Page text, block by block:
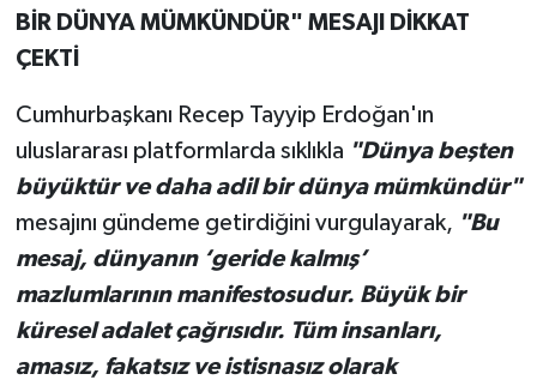
BİR DÜNYA MÜMKÜNDÜR" MESAJI DİKKAT
ÇEKTİ
Cumhurbaşkanı Recep Tayyip Erdoğan'ın
uluslararası platformlarda sıklıkla "Dünya beşten
büyüktür ve daha adil bir dünya mümkündür"
mesajını gündeme getirdiğini vurgulayarak, "Bu
mesaj, dünyanın ‘geride kalmış’
mazlumlarının manifestosudur. Büyük bir
küresel adalet çağrısıdır. Tüm insanları,
amasız, fakatsız ve istisnasız olarak